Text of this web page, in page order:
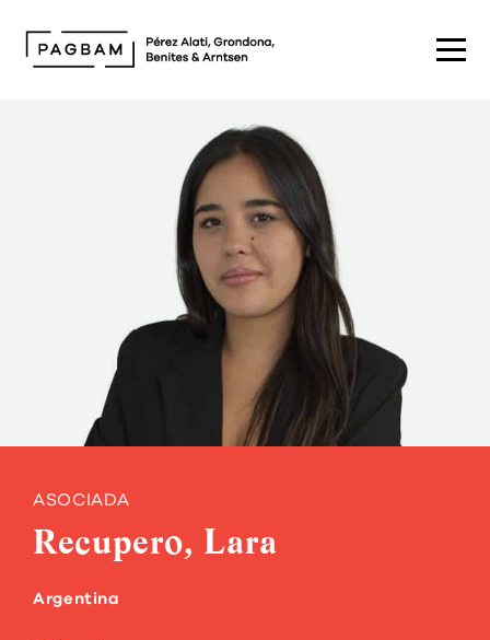
ASOCIADA
Recupero, Lara
Argentina